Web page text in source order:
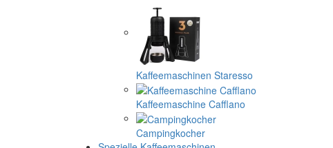
Kaffeemaschinen Staresso
Kaffeemaschine Cafflano
Campingkocher